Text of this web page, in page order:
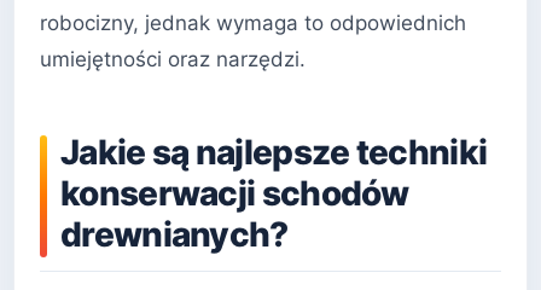
robocizny, jednak wymaga to odpowiednich
umiejętności oraz narzędzi.
Jakie są najlepsze techniki
konserwacji schodów
drewnianych?